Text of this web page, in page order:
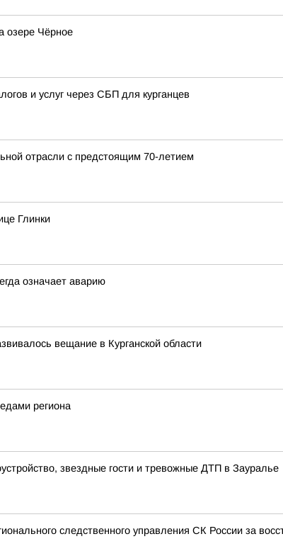
озере Чёрное
и услуг через СБП для курганцев
отрасли с предстоящим 70-летием
Глинки
означает аварию
вещание в Курганской области
региона
звездные гости и тревожные ДТП в Зауралье
следственного управления СК России за